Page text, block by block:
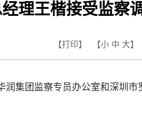
理王楷接受监察
【打印】 【小 中 大】
集团监察专员办公室和深圳市